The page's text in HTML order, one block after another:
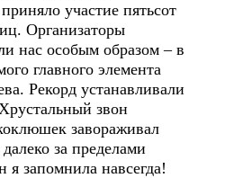
участие пятьсот
Организаторы
нас особым образом – в
главного элемента
Рекорд устанавливали
звон
завораживал
за пределами
запомнила навсегда!